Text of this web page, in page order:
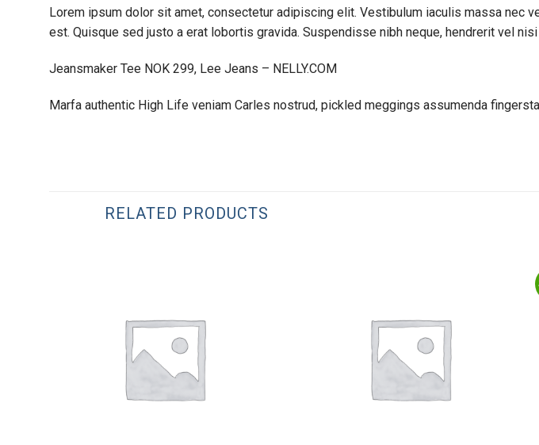
Lorem ipsum dolor sit amet, consectetur adipiscing elit. Vestibulum iaculis massa nec
est. Quisque sed justo a erat lobortis gravida. Suspendisse nibh neque, hendrerit vel
Jeansmaker Tee NOK 299, Lee Jeans – NELLY.COM
Marfa authentic High Life veniam Carles nostrud, pickled meggings assumenda
RELATED PRODUCTS